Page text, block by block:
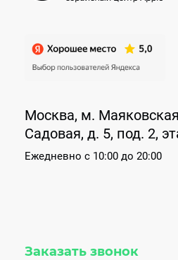
Москва, м.
Садовая, д. 5, под. 2,
Ежедневно с 10:00 до 20:00
Заказать звонок